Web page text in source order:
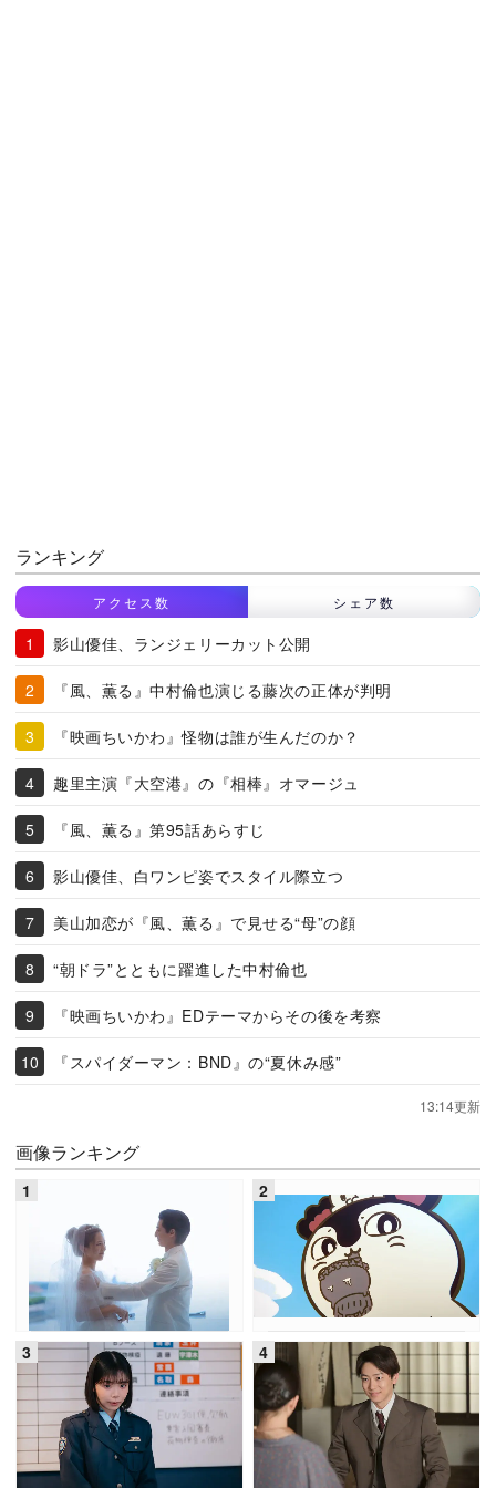
ランキング
アクセス数 シェア数
影山優佳、ランジェリーカット公開
『風、薫る』中村倫也演じる藤次の正体が判明
『映画ちいかわ』怪物は誰が生んだのか？
趣里主演『大空港』の『相棒』オマージュ
『風、薫る』第95話あらすじ
影山優佳、白ワンピ姿でスタイル際立つ
美山加恋が『風、薫る』で見せる“母”の顔
“朝ドラ”とともに躍進した中村倫也
『映画ちいかわ』EDテーマからその後を考察
『スパイダーマン：BND』の“夏休み感”
13:14更新
画像ランキング